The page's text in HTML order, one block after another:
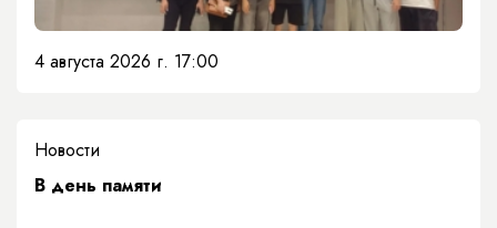
4 августа 2026 г. 17:00
Новости
​В день памяти